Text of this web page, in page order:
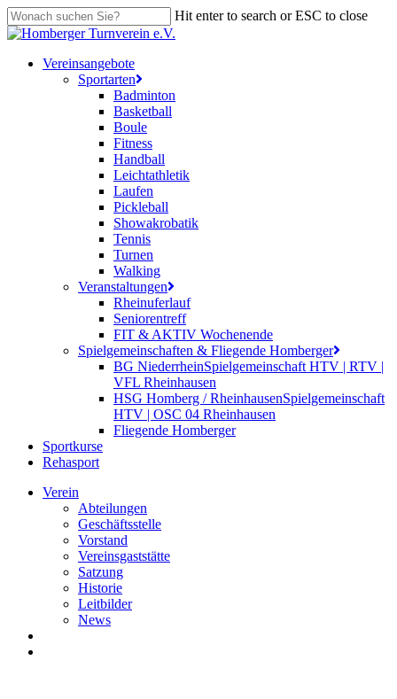
Skip
to
content
Hit enter to search or ESC to close
Close
search
Menu
Vereinsangebote
Sportarten
Badminton
Basketball
Boule
Fitness
Handball
Leichtathletik
Laufen
Pickleball
Showakrobatik
Tennis
Turnen
Walking
Veranstaltungen
Rheinuferlauf
Seniorentreff
FIT & AKTIV Wochenende
Spielgemeinschaften & Fliegende Homberger
BG NiederrheinSpielgemeinschaft HTV | RTV |
VFL Rheinhausen
HSG Homberg / RheinhausenSpielgemeinschaft
HTV | OSC 04 Rheinhausen
Fliegende Homberger
Sportkurse
Rehasport
Verein
Abteilungen
Geschäftsstelle
Vorstand
Vereinsgaststätte
Satzung
Historie
Leitbilder
News